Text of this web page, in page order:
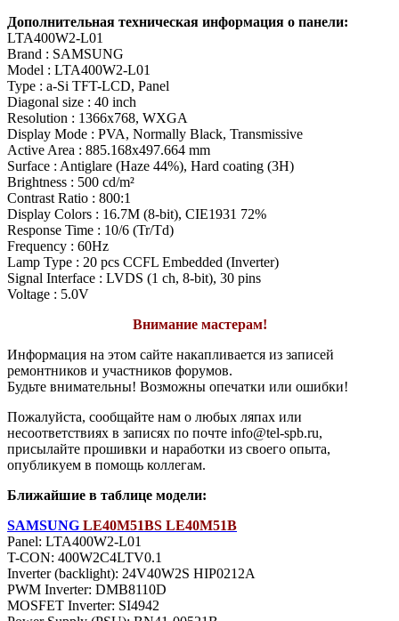
Дополнительная техническая информация о панели:
LTA400W2-L01
Brand : SAMSUNG
Model : LTA400W2-L01
Type : a-Si TFT-LCD, Panel
Diagonal size : 40 inch
Resolution : 1366x768, WXGA
Display Mode : PVA, Normally Black, Transmissive
Active Area : 885.168x497.664 mm
Surface : Antiglare (Haze 44%), Hard coating (3H)
Brightness : 500 cd/m²
Contrast Ratio : 800:1
Display Colors : 16.7M (8-bit), CIE1931 72%
Response Time : 10/6 (Tr/Td)
Frequency : 60Hz
Lamp Type : 20 pcs CCFL Embedded (Inverter)
Signal Interface : LVDS (1 ch, 8-bit), 30 pins
Voltage : 5.0V
Внимание мастерам!
Информация на этом сайте накапливается из записей
ремонтников и участников форумов.
Будьте внимательны! Возможны опечатки или ошибки!
Пожалуйста, сообщайте нам о любых ляпах или
несоответствиях в записях по почте info@tel-spb.ru,
присылайте прошивки и наработки из своего опыта,
опубликуем в помощь коллегам.
Ближайшие в таблице модели:
SAMSUNG LE40M51BS LE40M51B
Panel: LTA400W2-L01
T-CON: 400W2C4LTV0.1
Inverter (backlight): 24V40W2S HIP0212A
PWM Inverter: DMB8110D
MOSFET Inverter: SI4942